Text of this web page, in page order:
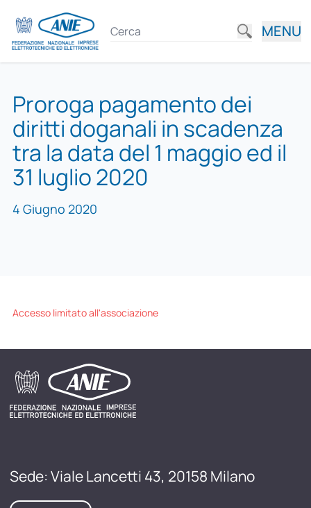
MENU
Proroga pagamento dei
diritti doganali in scadenza
tra la data del 1 maggio ed il
31 luglio 2020
4 Giugno 2020
Accesso limitato all'associazione
Sede: Viale Lancetti 43, 20158 Milano